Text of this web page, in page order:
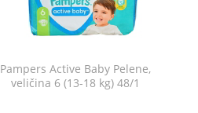
Pampers Active Baby Pelene,
veličina 6 (13-18 kg) 48/1